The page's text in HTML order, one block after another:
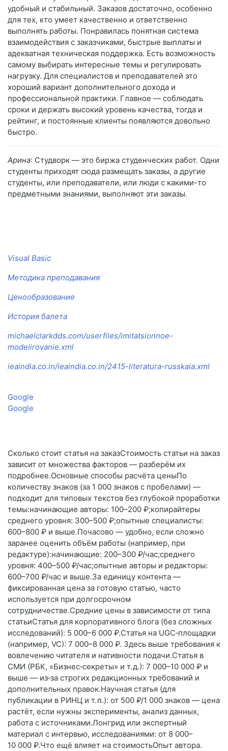
удобный и стабильный. Заказов достаточно, особенно
для тех, кто умеет качественно и ответственно
выполнять работы. Понравилась понятная система
взаимодействия с заказчиками, быстрые выплаты и
адекватная техническая поддержка. Есть возможность
самому выбирать интересные темы и регулировать
нагрузку. Для специалистов и преподавателей это
хороший вариант дополнительного дохода и
профессиональной практики. Главное — соблюдать
сроки и держать высокий уровень качества, тогда и
рейтинг, и постоянные клиенты появляются довольно
быстро.
Арина: Студворк — это биржа студенческих работ. Одни
студенты приходят сюда размещать заказы, а другие
студенты, или преподаватели, или люди с какими-то
предметными знаниями, выполняют эти заказы.
Visual Basic
Методика преподавания
Ценообразование
История балета
michaelclarkdds.com/userfiles/imitatsionnoe-
modelirovanie.xml
ieaindia.co.in/ieaindia.co.in/2415-literatura-russkaia.xml
Google
Google
Сколько стоит статья на заказСтоимость статьи на заказ
зависит от множества факторов — разберём их
подробнее.Основные способы расчёта ценыПо
количеству знаков (за 1 000 знаков с пробелами) —
подходит для типовых текстов без глубокой проработки
темы:начинающие авторы: 100–200 ₽;копирайтеры
среднего уровня: 300–500 ₽;опытные специалисты:
600–800 ₽ и выше.Почасово — удобно, если сложно
заранее оценить объём работы (например, при
редактуре):начинающие: 200–300 ₽/час;среднего
уровня: 400–500 ₽/час;опытные авторы и редакторы:
600–700 ₽/час и выше.За единицу контента —
фиксированная цена за готовую статью, часто
используется при долгосрочном
сотрудничестве.Средние цены в зависимости от типа
статьиСтатья для корпоративного блога (без сложных
исследований): 5 000–6 000 ₽.Статья на UGC‑площадки
(например, VC): 7 000–8 000 ₽. Здесь выше требования к
вовлечению читателя и нативности подачи.Статья в
СМИ (РБК, «Бизнес‑секреты» и т. д.): 7 000–10 000 ₽ и
выше — из‑за строгих редакционных требований и
дополнительных правок.Научная статья (для
публикации в РИНЦ и т. п.): от 500 ₽/1 000 знаков — цена
растёт, если нужны эксперименты, анализ данных,
работа с источниками.Лонгрид или экспертный
материал с интервью, исследованиями: от 8 000–
10 000 ₽.Что ещё влияет на стоимостьОпыт автора.